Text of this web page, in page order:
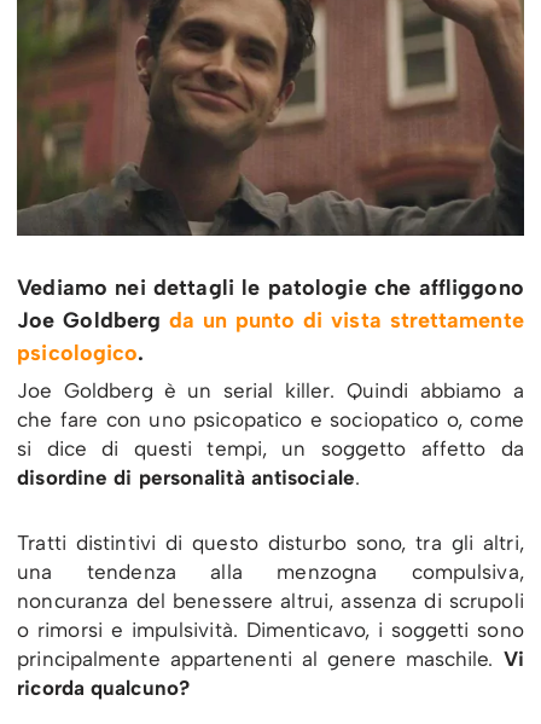
Vediamo nei dettagli le patologie che affliggono
Joe Goldberg da un punto di vista strettamente
psicologico.
Joe Goldberg è un serial killer. Quindi abbiamo a
che fare con uno psicopatico e sociopatico o, come
si dice di questi tempi, un soggetto affetto da
disordine di personalità antisociale.
Tratti distintivi di questo disturbo sono, tra gli altri,
una tendenza alla menzogna compulsiva,
noncuranza del benessere altrui, assenza di scrupoli
o rimorsi e impulsività. Dimenticavo, i soggetti sono
principalmente appartenenti al genere maschile. Vi
ricorda qualcuno?